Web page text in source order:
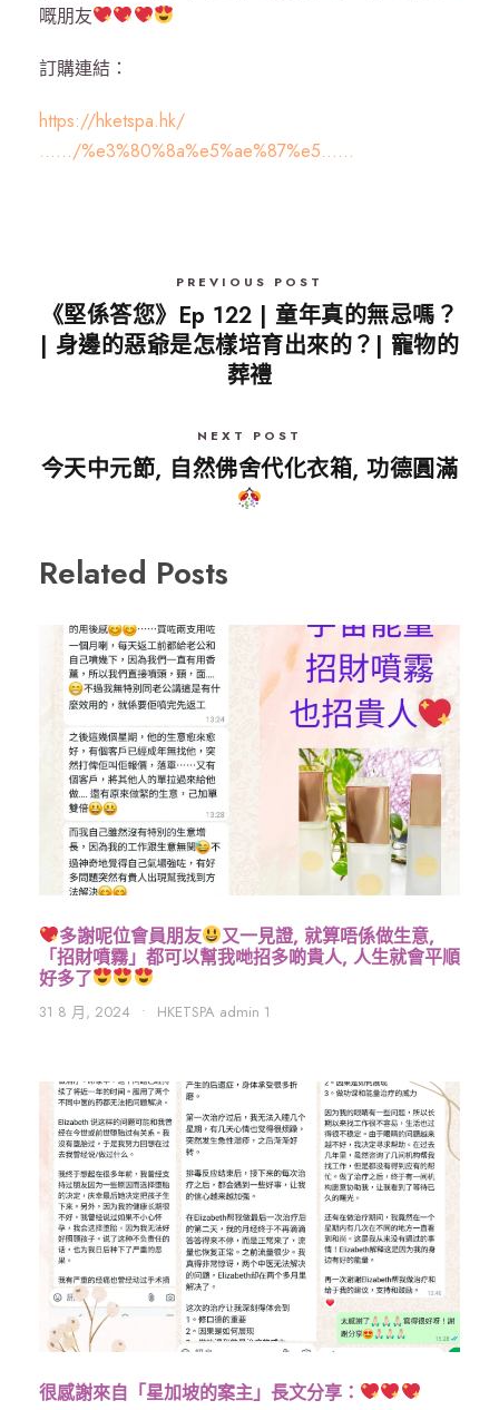
嘅朋友
訂購連結：
https://hketspa.hk/
……/%e3%80%8a%e5%ae%87%e5……
PREVIOUS POST
《堅係答您》Ep 122 | 童年真的無忌嗎？
| 身邊的惡爺是怎樣培育出來的？| 寵物的
葬禮
NEXT POST
今天中元節, 自然佛舍代化衣箱, 功德圓滿
Related Posts
多謝呢位會員朋友
又一見證, 就算唔係做生意,
「招財噴霧」都可以幫我哋招多啲貴人, 人生就會平順
好多了
31 8 月, 2024 • HKETSPA admin 1
很感謝來自「星加坡的案主」長文分享：